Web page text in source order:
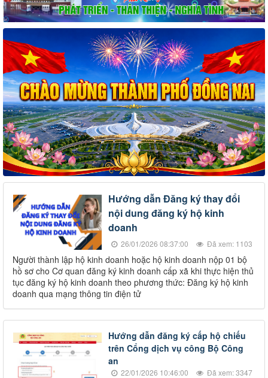
Hướng dẫn Đăng ký thay đổi
nội dung đăng ký hộ kinh
doanh
26/01/2026 08:37:00 Đã xem: 1103
Người thành lập hộ kinh doanh hoặc hộ kinh doanh nộp 01 bộ
hồ sơ cho Cơ quan đăng ký kinh doanh cấp xã khi thực hiện thủ
tục đăng ký hộ kinh doanh theo phương thức: Đăng ký hộ kinh
doanh qua mạng thông tin điện tử
Hướng dẫn đăng ký cấp hộ chiếu
trên Cổng dịch vụ công Bộ Công
an
22/01/2026 10:46:00 Đã xem: 3347